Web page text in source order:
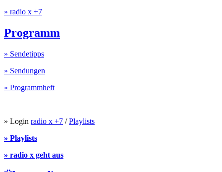
» radio x +7
Programm
» Sendetipps
» Sendungen
» Programmheft
» Login radio x +7 /Playlists
» Playlists
» radio x geht aus